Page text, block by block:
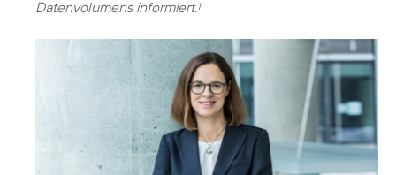
Datenvolumens informiert. 1